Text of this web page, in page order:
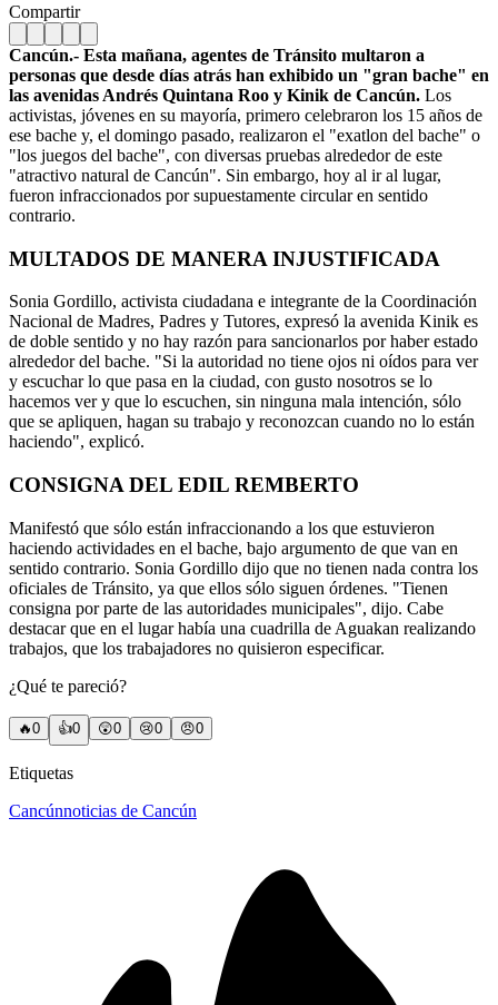
Compartir
Cancún.- Esta mañana, agentes de Tránsito multaron a
personas que desde días atrás han exhibido un "gran bache" en
las avenidas Andrés Quintana Roo y Kinik de Cancún. Los
activistas, jóvenes en su mayoría, primero celebraron los 15 años de
ese bache y, el domingo pasado, realizaron el "exatlon del bache" o
"los juegos del bache", con diversas pruebas alrededor de este
"atractivo natural de Cancún". Sin embargo, hoy al ir al lugar,
fueron infraccionados por supuestamente circular en sentido
contrario.
MULTADOS DE MANERA INJUSTIFICADA
Sonia Gordillo, activista ciudadana e integrante de la Coordinación
Nacional de Madres, Padres y Tutores, expresó la avenida Kinik es
de doble sentido y no hay razón para sancionarlos por haber estado
alrededor del bache. "Si la autoridad no tiene ojos ni oídos para ver
y escuchar lo que pasa en la ciudad, con gusto nosotros se lo
hacemos ver y que lo escuchen, sin ninguna mala intención, sólo
que se apliquen, hagan su trabajo y reconozcan cuando no lo están
haciendo", explicó.
CONSIGNA DEL EDIL REMBERTO
Manifestó que sólo están infraccionando a los que estuvieron
haciendo actividades en el bache, bajo argumento de que van en
sentido contrario. Sonia Gordillo dijo que no tienen nada contra los
oficiales de Tránsito, ya que ellos sólo siguen órdenes. "Tienen
consigna por parte de las autoridades municipales", dijo. Cabe
destacar que en el lugar había una cuadrilla de Aguakan realizando
trabajos, que los trabajadores no quisieron especificar.
¿Qué te pareció?
🔥0 👍0 😲0 😢0 😠0
Etiquetas
Cancúnnoticias de Cancún